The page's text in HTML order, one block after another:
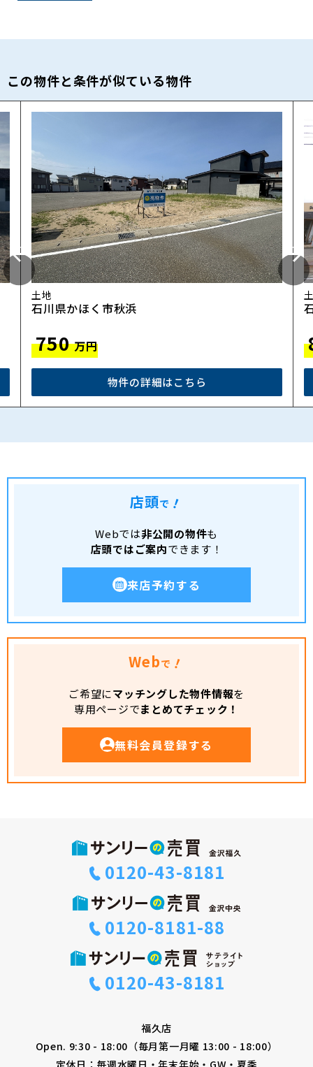
この物件と条件が似ている物件
土地
石川県かほく市秋浜
750 万円
物件の詳細はこちら
店頭で！
Webでは非公開の物件も
店頭ではご案内できます！
来店予約する
Webで！
ご希望にマッチングした物件情報を
専用ページでまとめてチェック！
無料会員登録する
0120-43-8181
0120-8181-88
0120-43-8181
福久店
Open. 9:30 - 18:00（毎月第一月曜 13:00 - 18:00）
定休日：毎週水曜日・年末年始・GW・夏季